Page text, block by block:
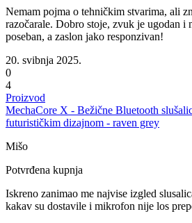
Nemam pojma o tehničkim stvarima, ali
razočarale. Dobro stoje, zvuk je ugodan i
poseban, a zaslon jako responzivan!
20. svibnja 2025.
0
4
Proizvod
MechaCore X - Bežične Bluetooth
futurističkim dizajnom - raven grey
Mišo
Potvrđena kupnja
Iskreno zanimao me najvise izgled
kakav su dostavile i mikrofon nije los